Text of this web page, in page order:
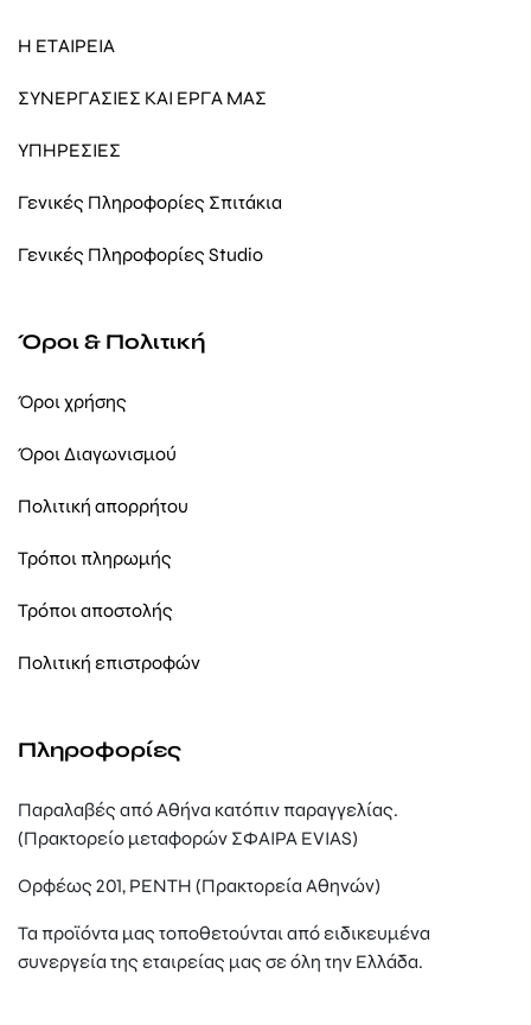
Η ΕΤΑΙΡΕΙΑ
ΣΥΝΕΡΓΑΣΙΕΣ ΚΑΙ ΕΡΓΑ ΜΑΣ
ΥΠΗΡΕΣΙΕΣ
Γενικές Πληροφορίες Σπιτάκια
Γενικές Πληροφορίες Studio
Όροι & Πολιτική
Όροι χρήσης
Όροι Διαγωνισμού
Πολιτική απορρήτου
Τρόποι πληρωμής
Τρόποι αποστολής
Πολιτική επιστροφών
Πληροφορίες
Παραλαβές από Αθήνα κατόπιν παραγγελίας.
(Πρακτορείο μεταφορών ΣΦΑΙΡΑ EVIAS)
Ορφέως 201, ΡΕΝΤΗ (Πρακτορεία Αθηνών)
Τα προϊόντα μας τοποθετούνται από ειδικευμένα
συνεργεία της εταιρείας μας σε όλη την Ελλάδα.